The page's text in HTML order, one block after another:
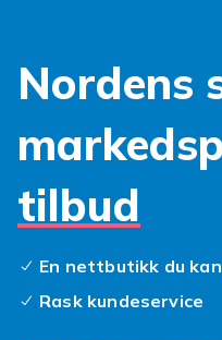
Utforsk mer
Se helesexleketøy-
Nordens
tilbud
En nettbutikk du
Rask kundeservice